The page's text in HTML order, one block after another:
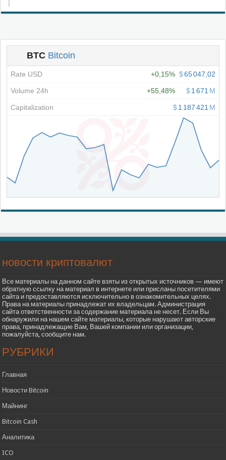
новости криптовалют
Все материалы на данном сайте взяты из открытых источников — имеют
обратную ссылку на материал в интернете или присланы посетителями
сайта и предоставляются исключительно в ознакомительных целях.
Права на материалы принадлежат их владельцам. Администрация
сайта ответственности за содержание материала не несет. Если Вы
обнаружили на нашем сайте материалы, которые нарушают авторские
права, принадлежащие Вам, Вашей компании или организации,
пожалуйста, сообщите нам.
РУБРИКИ
Главная
Новости Bitcoin
Майнинг
Bitcoin Cash
Аналитика
ICO